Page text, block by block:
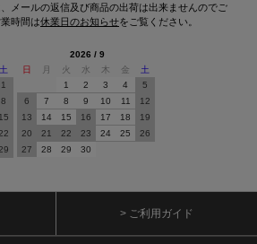
、メールの返信及び商品の出荷は出来ませんのでご
時間は休業日のお知らせをご覧ください。
土
1
8
15
22
29
2026 / 9
日
月 火 水 木 金
土
1
2 3 4
5
6
7 8 9 10 11
12
13
14 15 16 17 18
19
20
21 22 23 24 25
26
27
28 29 30
> ご利用ガイド